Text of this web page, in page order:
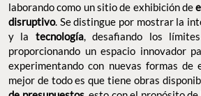
laborando como un sitio de exhibición de
disruptivo. Se distingue por mostrar la
y la tecnología, desafiando los
proporcionando un espacio innovador
experimentando con nuevas formas de
mejor de todo es que tiene obras